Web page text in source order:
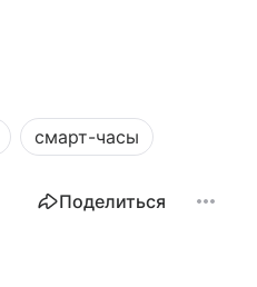
смарт-часы
Поделиться